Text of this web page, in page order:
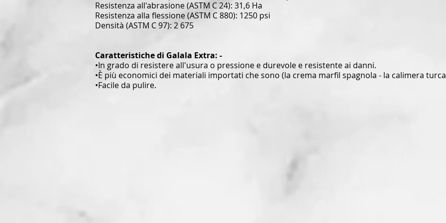
Resistenza all'abrasione (ASTM C 24): 31,6 Ha
Resistenza alla flessione (ASTM C 880): 1250 psi
Densità (ASTM C 97): 2 675
Caratteristiche di Galala Extra: -
•In grado di resistere all'usura o pressione e durevole e resistente ai danni.
•È più economici dei materiali importati che sono (la crema marfil spagnola - la calimera
•Facile da pulire.